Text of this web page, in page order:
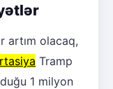
artım olacaq,
Tramp
1 milyon